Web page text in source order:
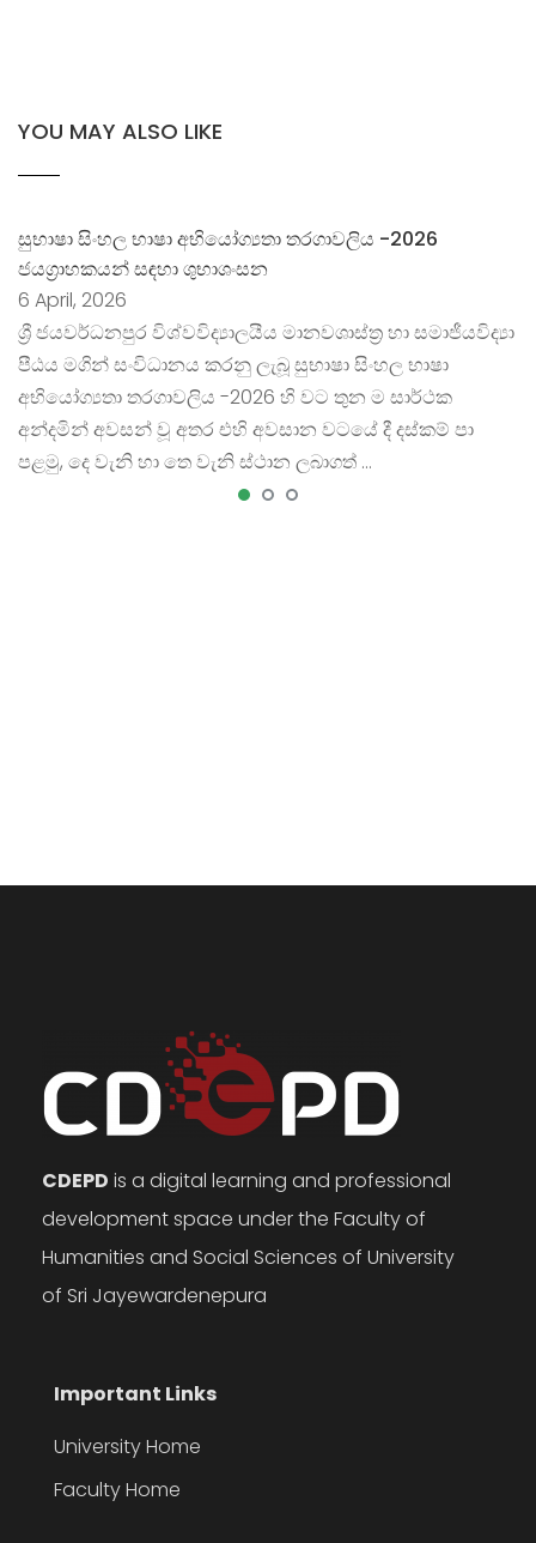
YOU MAY ALSO LIKE
සුභාෂා සිංහල භාෂා අභියෝග්‍යතා තරගාවලිය -2026
ජයග්‍රාහකයන් සඳහා ශුභාශංසන
6 April, 2026
ශ්‍රී ජයවර්ධනපුර විශ්වවිද්‍යාලයීය මානවශාස්ත්‍ර හා සමාජීයවිද්‍යා
පීඨය මගින් සංවිධානය කරනු ලැබූ සුභාෂා සිංහල භාෂා
අභියෝග්‍යතා තරගාවලිය -2026 හි වට තුන ම සාර්ථක
අන්දමින් අවසන් වූ අතර එහි අවසාන වටයේ දී දස්කම් පා
පළමු, දෙ වැනි හා තෙ වැනි ස්ථාන ලබාගත් …
CDEPD is a digital learning and professional
development space under the Faculty of
Humanities and Social Sciences of University
of Sri Jayewardenepura
Important Links
University Home
Faculty Home